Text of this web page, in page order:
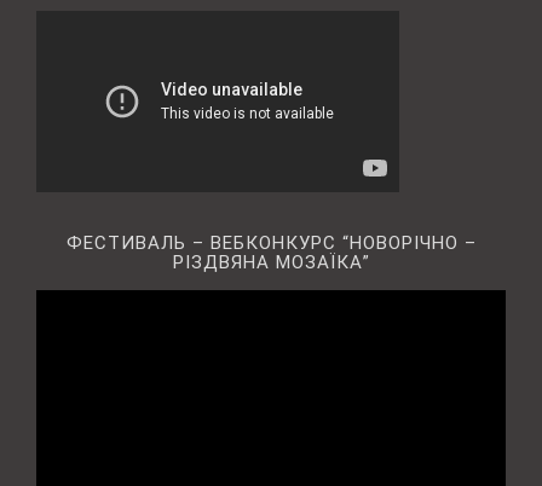
ФЕСТИВАЛЬ – ВЕБКОНКУРС “НОВОРІЧНО –
РІЗДВЯНА МОЗАЇКА”